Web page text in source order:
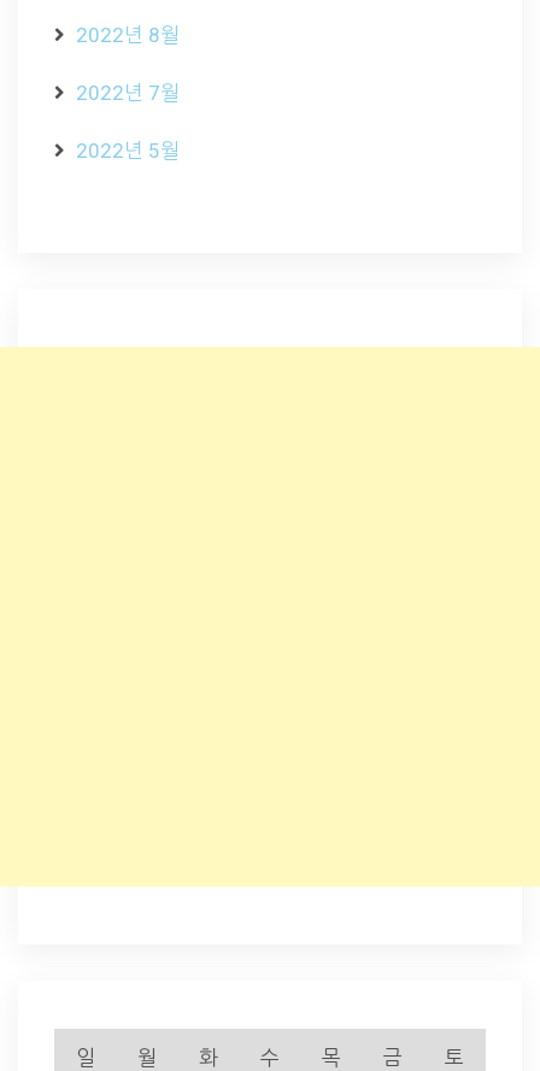
2022년 8월
2022년 7월
2022년 5월
일 월 화 수 목 금 토